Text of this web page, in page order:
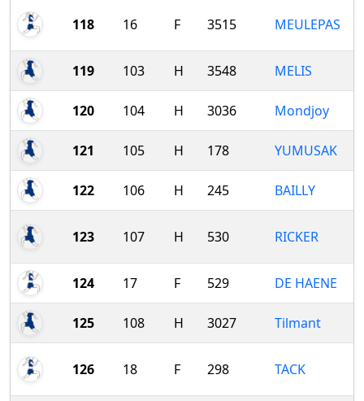
118 16 F 3515 MEULEPAS
119 103 H 3548 MELIS
120 104 H 3036 Mondjoy
121 105 H 178 YUMUSAK
122 106 H 245 BAILLY
123 107 H 530 RICKER
124 17 F 529 DE HAENE
125 108 H 3027 Tilmant
126 18 F 298 TACK